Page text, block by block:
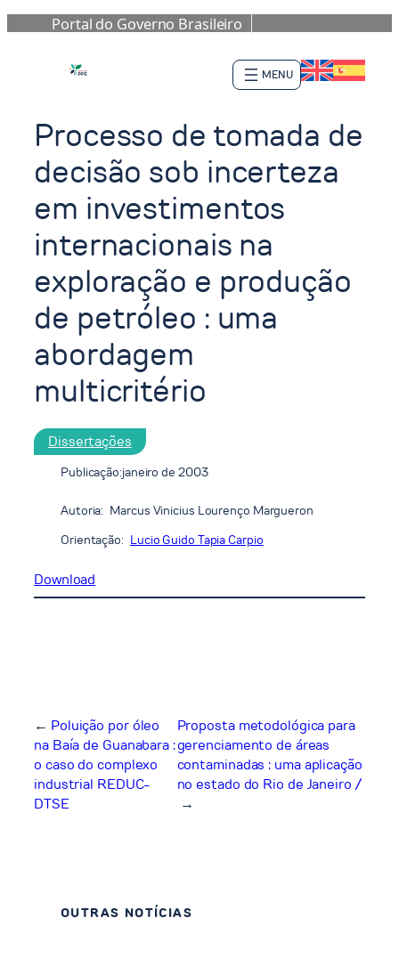
Portal do Governo Brasileiro
para
o
Processo de tomada de
decisão sob incerteza
em investimentos
internacionais na
exploração e produção
de petróleo : uma
abordagem
multicritério
Dissertações
Publicação:janeiro de 2003
Autoria: Marcus Vinicius Lourenço Margueron
Orientação: Lucio Guido Tapia Carpio
Download
← Poluição por óleo
na Baía de Guanabara :
o caso do complexo
industrial REDUC-
DTSE
Proposta metodológica para
gerenciamento de áreas
contaminadas : uma aplicação
no estado do Rio de Janeiro /
→
OUTRAS NOTÍCIAS